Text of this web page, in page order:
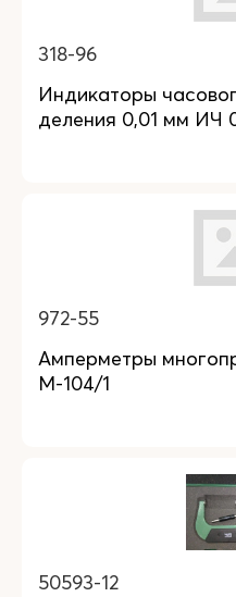
318-96
Индикаторы
деления 0,01 мм ИЧ
972-55
Амперметры
М-104/1
50593-12